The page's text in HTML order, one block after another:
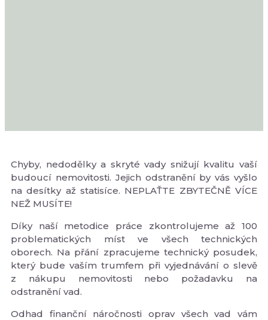
Chyby, nedodělky a skryté vady snižují kvalitu vaší
budoucí nemovitosti. Jejich odstranění by vás vyšlo
na desítky až statisíce. NEPLAŤTE ZBYTEČNĚ VÍCE
NEŽ MUSÍTE!
Díky naší metodice práce zkontrolujeme až 100
problematických míst ve všech technických
oborech. Na přání zpracujeme technický posudek,
který bude vaším trumfem při vyjednávání o slevě
z nákupu nemovitosti nebo požadavku na
odstranění vad.
Odhad finanční náročnosti oprav všech vad vám